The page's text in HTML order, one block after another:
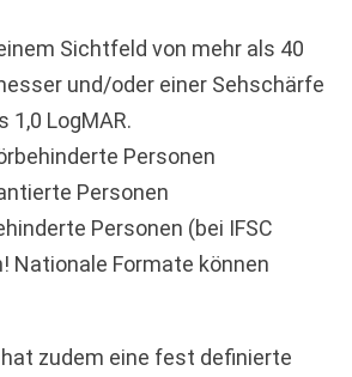
Sichtfeld von mehr als 40
und/oder einer Sehschärfe
1,0 LogMAR.
Personen
Personen
Personen (bei IFSC
Nationale Formate können
zudem eine fest definierte